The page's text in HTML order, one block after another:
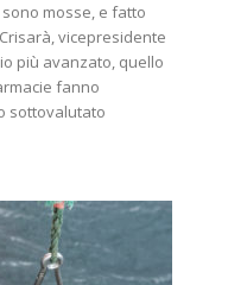
mosse, e fatto
vicepresidente
più avanzato, quello
fanno
sottovalutato